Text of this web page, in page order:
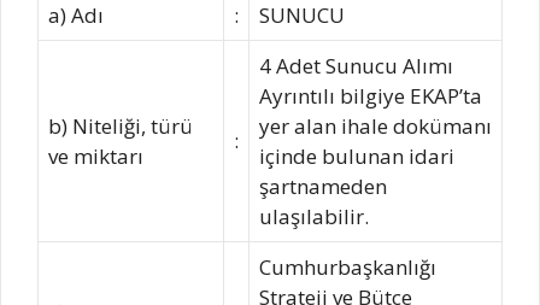
a) Adı : SUNUCU
b) Niteliği, türü
ve miktarı
:
4 Adet Sunucu Alımı
Ayrıntılı bilgiye EKAP’ta
yer alan ihale dokümanı
içinde bulunan idari
şartnameden
ulaşılabilir.
Cumhurbaşkanlığı
Strateji ve Bütçe